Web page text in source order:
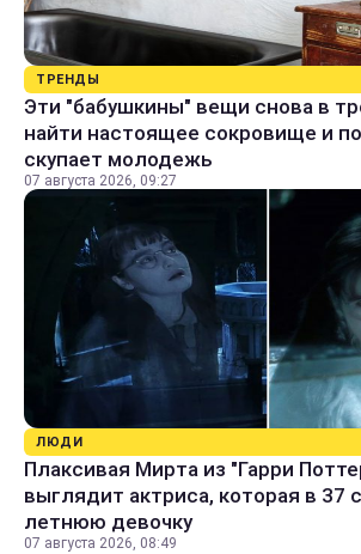
ТРЕНДЫ
Эти "бабушкины" вещи снова в
найти настоящее сокровище и
скупает молодежь
07 августа 2026, 09:27
ЛЮДИ
Плаксивая Мирта из "Гарри
выглядит актриса, которая в 37
летнюю девочку
07 августа 2026, 08:49